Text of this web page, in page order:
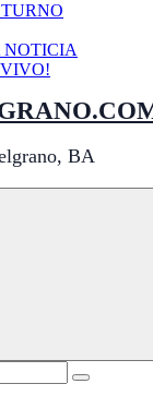
NOTICIA
VIVO!
BA